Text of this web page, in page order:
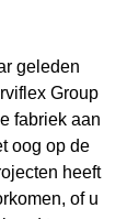
geleden
Group
fabriek aan
oog op de
heeft
of u